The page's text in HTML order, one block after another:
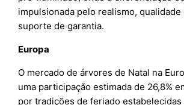
impulsionada pelo realismo, qualidade
suporte de garantia.
Europa
O mercado de árvores de Natal na
uma participação estimada de 26,8%
por tradições de feriado estabelecidas